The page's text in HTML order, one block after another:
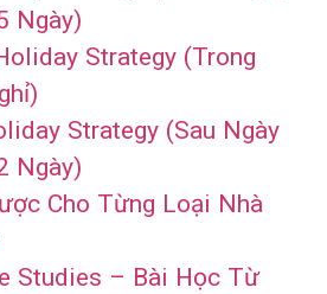
Ngày)
Strategy (Trong
Strategy (Sau Ngày
Ngày)
Cho Từng Loại Nhà
Studies – Bài Học Từ